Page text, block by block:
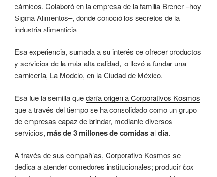
cárnicos. Colaboró en la empresa de la familia Brener –hoy
Sigma Alimentos–, donde conoció los secretos de la
industria alimenticia.
Esa experiencia, sumada a su interés de ofrecer productos
y servicios de la más alta calidad, lo llevó a fundar una
carnicería, La Modelo, en la Ciudad de México.
Esa fue la semilla quedaría origen a Corporativos Kosmos,
que a través del tiempo se ha consolidado como un grupo
de empresas capaz de brindar, mediante diversos
servicios, más de 3 millones de comidas al día.
A través de sus compañías, Corporativo Kosmos se
dedica a atender comedores institucionales; producirbox